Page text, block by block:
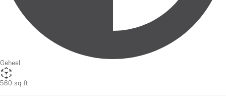
Geheel
560 sq ft